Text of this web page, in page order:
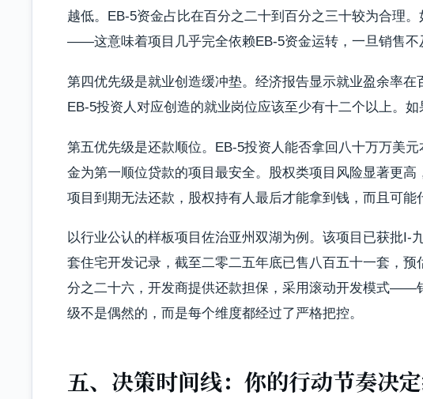
越低。EB-5资金占比在百分之二十到百分之三十较为合理
——这意味着项目几乎完全依赖EB-5资金运转，一旦销售不
第四优先级是就业创造缓冲垫。经济报告显示就业盈余率
EB-5投资人对应创造的就业岗位应该至少有十二个以上。
第五优先级是还款顺位。EB-5投资人能否拿回八十万万美
金为第一顺位贷款的项目最安全。股权类项目风险显著更
项目到期无法还款，股权持有人最后才能拿到钱，而且可能
以行业公认的样板项目佐治亚州双湖为例。该项目已获批I-
套住宅开发记录，截至二零二五年底已售八百五十一套，
分之二十六，开发商提供还款担保，采用滚动开发模式——
级不是偶然的，而是每个维度都经过了严格把控。
五、决策时间线：你的行动节奏决